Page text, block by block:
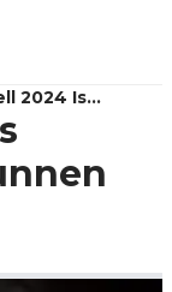
2024 Is
Wat Kunnen